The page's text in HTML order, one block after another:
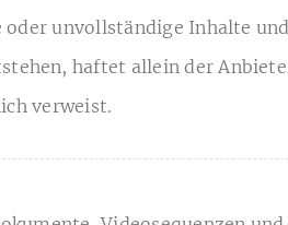
unvollständige Inhalte
haftet allein der
verweist.